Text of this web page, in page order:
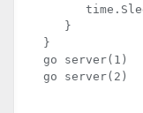
   }
}
go server(1)
go server(2)